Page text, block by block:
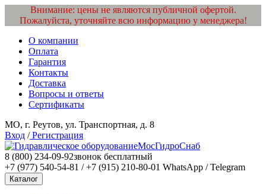
Внимание: цены не являются публичной офертой.
Пожалуйста, уточняйте всю информацию у менеджера!
О компании
Оплата
Гарантия
Контакты
Доставка
Вопросы и ответы
Сертификаты
МО, г. Реутов, ул. Транспортная, д. 8
Вход /Регистрация
МосГидроСнаб
8 (800) 234-09-92звонок бесплатный
+7 (977) 540-54-81 / +7 (915) 210-80-01 WhatsApp / Telegram
Каталог